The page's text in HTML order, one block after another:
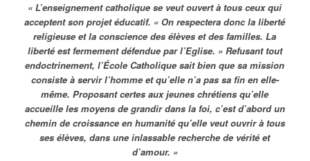
« L’enseignement catholique se veut ouvert à tous ceux qui
acceptent son projet éducatif. « On respectera donc la liberté
religieuse et la conscience des élèves et des familles. La
liberté est fermement défendue par l’Eglise. » Refusant tout
endoctrinement, l’École Catholique sait bien que sa mission
consiste à servir l’homme et qu’elle n’a pas sa fin en elle-
même. Proposant certes aux jeunes chrétiens qu’elle
accueille les moyens de grandir dans la foi, c’est d’abord un
chemin de croissance en humanité qu’elle veut ouvrir à tous
ses élèves, dans une inlassable recherche de vérité et
d’amour. »